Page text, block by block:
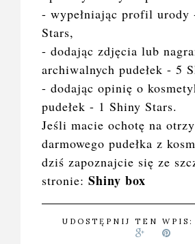
- wypełniając profil urody
Stars,
- dodając zdjęcia lub
archiwalnych pudełek - 5
- dodając opinię o
pudełek - 1 Shiny Stars.
Jeśli macie ochotę na
darmowego pudełka z
dziś zapoznajcie się ze
stronie:Shiny box
UDOSTĘPNIJ TEN WPIS: